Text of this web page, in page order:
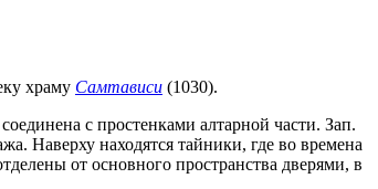
храму Самтависи (1030).
с простенками алтарной части. Зап.
Наверху находятся тайники, где во времена
от основного пространства дверями, в